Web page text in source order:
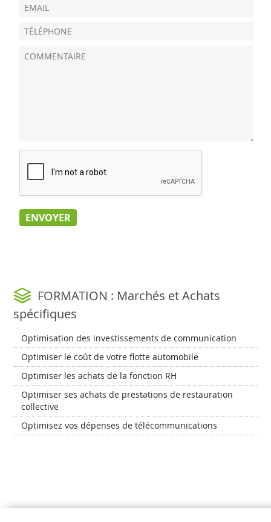
FORMATION : Marchés et Achats
spécifiques
Optimisation des investissements de communication
Optimiser le coût de votre flotte automobile
Optimiser les achats de la fonction RH
Optimiser ses achats de prestations de restauration
collective
Optimisez vos dépenses de télécommunications